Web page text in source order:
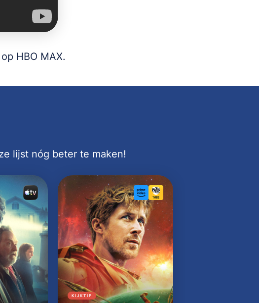
HBO MAX.
lijst nóg beter te maken!
KIJKTIP